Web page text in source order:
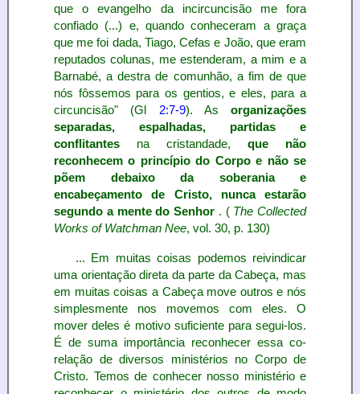
que o evangelho da incircuncisão me fora
confiado (...) e, quando conheceram a graça
que me foi dada, Tiago, Cefas e João, que eram
reputados colunas, me estenderam, a mim e a
Barnabé, a destra de comunhão, a fim de que
nós fôssemos para os gentios, e eles, para a
circuncisão" (Gl 2:7-9). As organizações
separadas, espalhadas, partidas e
conflitantes na cristandade, que não
reconhecem o princípio do Corpo e não se
põem debaixo da soberania e
encabeçamento de Cristo, nunca estarão
segundo a mente do Senhor . ( The Collected
Works of Watchman Nee, vol. 30, p. 130)
... Em muitas coisas podemos reivindicar
uma orientação direta da parte da Cabeça, mas
em muitas coisas a Cabeça move outros e nós
simplesmente nos movemos com eles. O
mover deles é motivo suficiente para segui-los.
É de suma importância reconhecer essa co-
relação de diversos ministérios no Corpo de
Cristo. Temos de conhecer nosso ministério e